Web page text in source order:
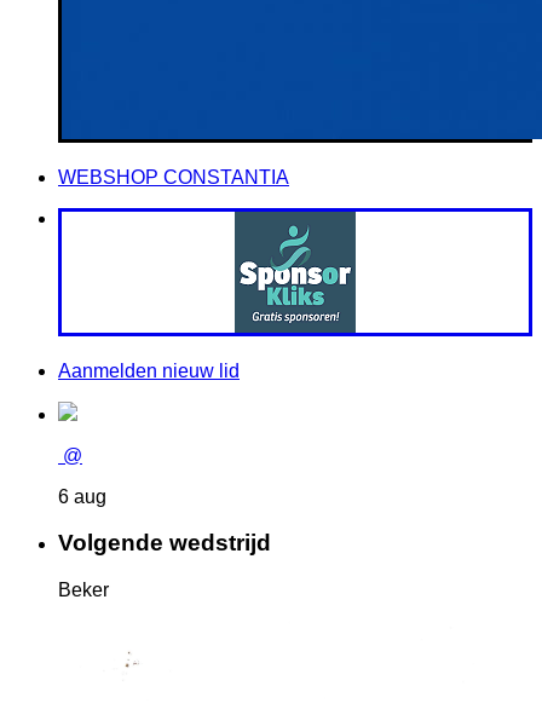
WEBSHOP CONSTANTIA
Aanmelden nieuw lid
@
6 aug
Volgende wedstrijd
Beker